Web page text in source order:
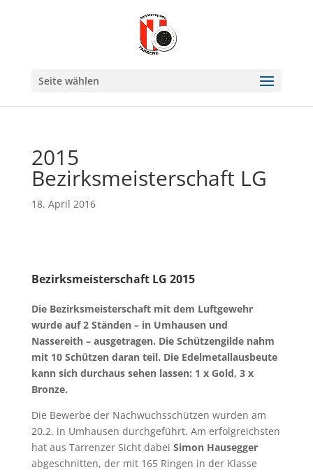
Seite wählen
2015
Bezirksmeisterschaft LG
18. April 2016
Bezirksmeisterschaft LG 2015
Die Bezirksmeisterschaft mit dem Luftgewehr
wurde auf 2 Ständen – in Umhausen und
Nassereith – ausgetragen. Die Schützengilde nahm
mit 10 Schützen daran teil. Die Edelmetallausbeute
kann sich durchaus sehen lassen: 1 x Gold, 3 x
Bronze.
Die Bewerbe der Nachwuchsschützen wurden am
20.2. in Umhausen durchgeführt. Am erfolgreichsten
hat aus Tarrenzer Sicht dabei Simon Hausegger
abgeschnitten, der mit 165 Ringen in der Klasse